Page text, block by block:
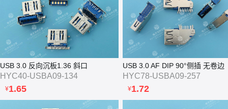
USB 3.0 反向沉板1.36 斜口
HYC40-USBA09-134
¥1.65
USB 3.0 AF DIP 90°侧插 无卷边
HYC78-USBA09-257
¥1.72